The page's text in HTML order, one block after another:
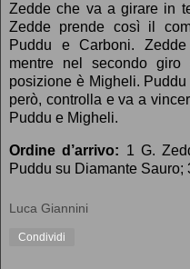
Zedde che va a girare in
Zedde prende così il
Puddu e Carboni.
mentre nel secondo
posizione è Migheli.
però, controlla e va a
Puddu e Migheli.
Ordine d’arrivo: 1 G.
Puddu su Diamante
Luca Giannini
Condividi